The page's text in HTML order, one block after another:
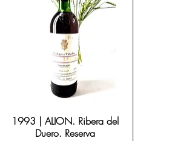
1993 | ALION. Ribera del
Duero. Reserva